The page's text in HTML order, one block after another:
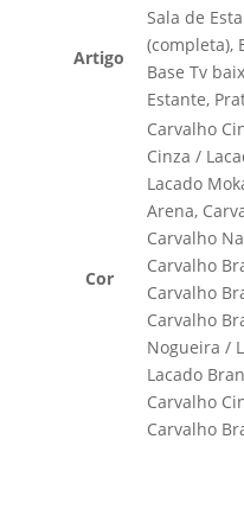
Artigo
Sala de
(completa),
Base Tv
Estante,
Cor
Carvalho
Cinza /
Lacado
Arena,
Carvalho
Carvalho
Carvalho
Carvalho
Nogueira /
Lacado
Carvalho
Carvalho